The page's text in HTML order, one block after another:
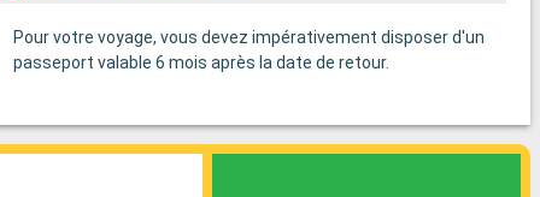
Pour votre voyage, vous devez impérativement disposer d'un
passeport valable 6 mois après la date de retour.